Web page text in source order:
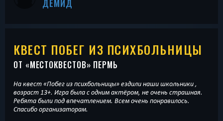
ДЕМИД
КВЕСТ ПОБЕГ ИЗ ПСИХБОЛЬНИЦЫ
ОТ «МЕСТОКВЕСТОВ» ПЕРМЬ
На квест «Побег из психбольницы» ездили наши школьники ,
возраст 13+. Игра была с одним актёром, не очень страшная.
Ребята были под впечатлением. Всем очень понравилось.
Спасибо организаторам.